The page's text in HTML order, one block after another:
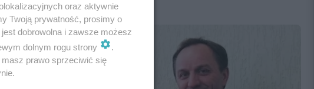
oraz aktywnie
Twoją prywatność, prosimy o
dobrowolna i zawsze możesz
dolnym rogu strony
.
prawo sprzeciwić się